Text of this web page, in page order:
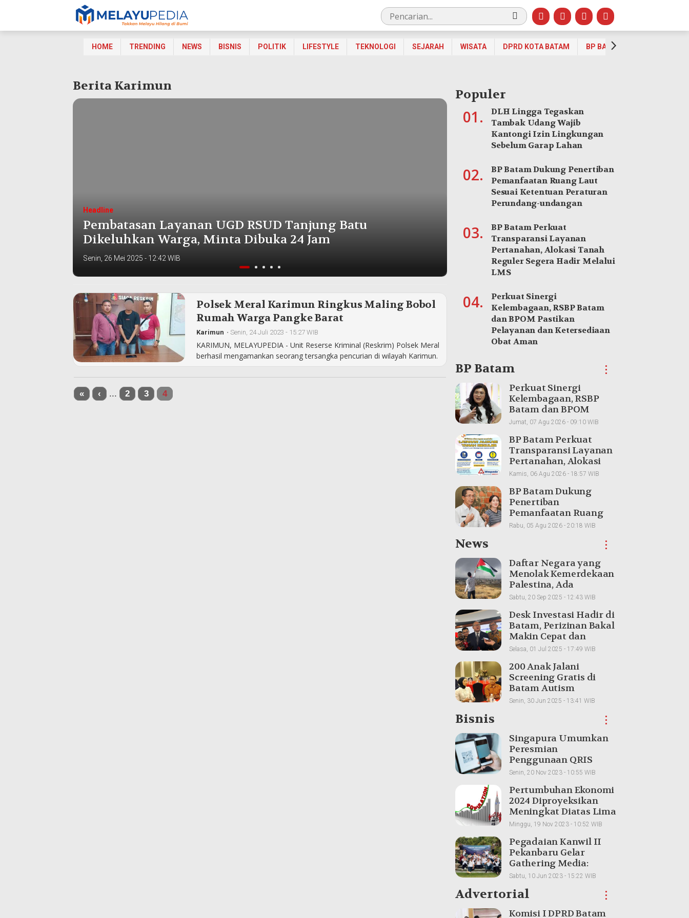
HOME TRENDING NEWS BISNIS POLITIK LIFESTYLE TEKNOLOGI SEJARAH WISATA DPRD KOTA BATAM BP BATAM
Berita Karimun
Headline
Pembatasan Layanan UGD RSUD Tanjung Batu
Dikeluhkan Warga, Minta Dibuka 24 Jam
Senin, 26 Mei 2025 - 12:42 WIB
Warga Kundur Utara Minta
Pendidikan ke Calon Wagub Kepri
Senin, 30 September 2024 - 17:13 WIB
Polsek Meral Karimun Ringkus Maling Bobol
Rumah Warga Pangke Barat
Karimun •Senin, 24 Juli 2023 - 15:27 WIB
KARIMUN, MELAYUPEDIA - Unit Reserse Kriminal (Reskrim) Polsek Meral
berhasil mengamankan seorang tersangka pencurian di wilayah Karimun.
« ‹ ... 2 3 4
Populer
01.
DLH Lingga Tegaskan
Tambak Udang Wajib
Kantongi Izin Lingkungan
Sebelum Garap Lahan
02.
BP Batam Dukung Penertiban
Pemanfaatan Ruang Laut
Sesuai Ketentuan Peraturan
Perundang-undangan
03.
BP Batam Perkuat
Transparansi Layanan
Pertanahan, Alokasi Tanah
Reguler Segera Hadir Melalui
LMS
04.
Perkuat Sinergi
Kelembagaan, RSBP Batam
dan BPOM Pastikan
Pelayanan dan Ketersediaan
Obat Aman
BP Batam ⋮
Perkuat Sinergi
Kelembagaan, RSBP
Batam dan BPOM
Pastikan Pelayanan
Aman
Jumat, 07 Agu 2026 - 09:10 WIB
BP Batam Perkuat
Transparansi Layanan
Pertanahan, Alokasi
Tanah Reguler Segera
Kamis, 06 Agu 2026 - 18:57 WIB
BP Batam Dukung
Penertiban
Pemanfaatan Ruang
Laut Sesuai Ketentuan
Rabu, 05 Agu 2026 - 20:18 WIB
News ⋮
Daftar Negara yang
Menolak Kemerdekaan
Palestina, Ada
Tetangga Indonesia
Sabtu, 20 Sep 2025 - 12:43 WIB
Desk Investasi Hadir di
Batam, Perizinan Bakal
Makin Cepat dan
Transparan
Selasa, 01 Jul 2025 - 17:49 WIB
200 Anak Jalani
Screening Gratis di
Batam Autism
Conference 2025
Senin, 30 Jun 2025 - 13:41 WIB
Bisnis ⋮
Singapura Umumkan
Peresmian
Penggunaan QRIS
Indonesia untuk
Senin, 20 Nov 2023 - 10:55 WIB
Pertumbuhan Ekonomi
2024 Diproyeksikan
Meningkat Diatas Lima
Persen
Minggu, 19 Nov 2023 - 10:52 WIB
Pegadaian Kanwil II
Pekanbaru Gelar
Gathering Media:
Membangun
Meningkatkan
Sabtu, 10 Jun 2023 - 15:22 WIB
Advertorial ⋮
Komisi I DPRD Batam